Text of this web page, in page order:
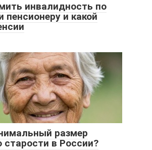
инвалидность по
пенсионеру и какой
размер
старости в России?